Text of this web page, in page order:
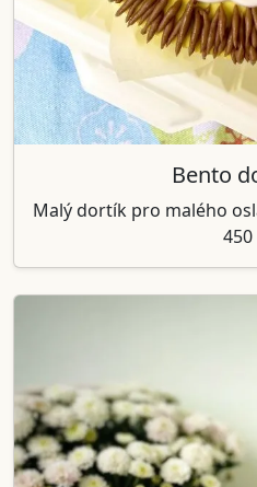
Bento
Malý dortík pro malého
450